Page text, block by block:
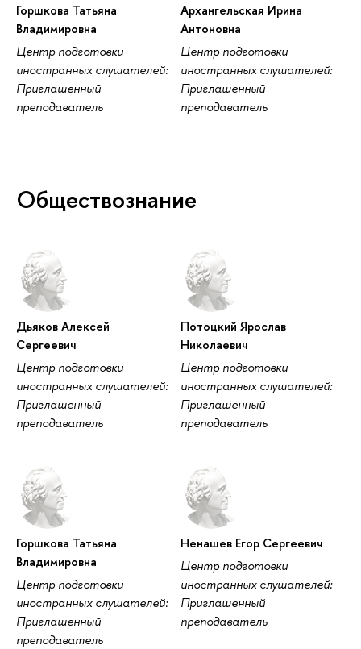
Горшкова Татьяна
Владимировна
Центр подготовки
иностранных слушателей:
Приглашенный
преподаватель
Архангельская Ирина
Антоновна
Центр подготовки
иностранных слушателей:
Приглашенный
преподаватель
Обществознание
Дьяков Алексей
Сергеевич
Центр подготовки
иностранных слушателей:
Приглашенный
преподаватель
Потоцкий Ярослав
Николаевич
Центр подготовки
иностранных слушателей:
Приглашенный
преподаватель
Горшкова Татьяна
Владимировна
Центр подготовки
иностранных слушателей:
Приглашенный
преподаватель
Ненашев Егор Сергеевич
Центр подготовки
иностранных слушателей:
Приглашенный
преподаватель